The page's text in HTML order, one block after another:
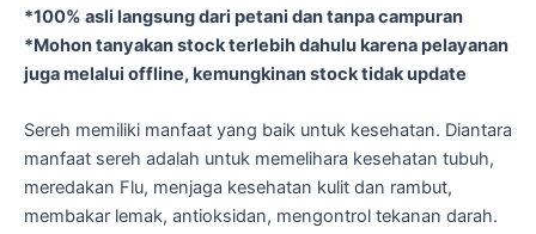
*100% asli langsung dari petani dan tanpa campuran
*Mohon tanyakan stock terlebih dahulu karena pelayanan
juga melalui offline, kemungkinan stock tidak update
Sereh memiliki manfaat yang baik untuk kesehatan. Diantara
manfaat sereh adalah untuk memelihara kesehatan tubuh,
meredakan Flu, menjaga kesehatan kulit dan rambut,
membakar lemak, antioksidan, mengontrol tekanan darah.